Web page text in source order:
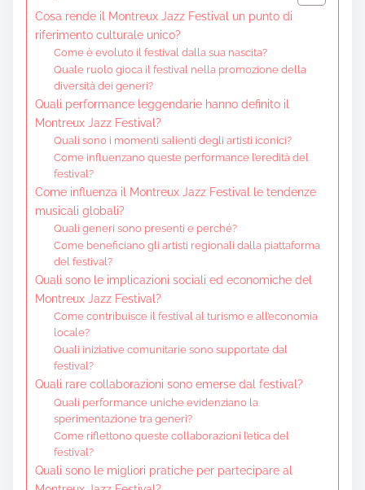
Cosa rende il Montreux Jazz Festival un punto di
riferimento culturale unico?
Come è evoluto il festival dalla sua nascita?
Quale ruolo gioca il festival nella promozione della
diversità dei generi?
Quali performance leggendarie hanno definito il
Montreux Jazz Festival?
Quali sono i momenti salienti degli artisti iconici?
Come influenzano queste performance l’eredità del
festival?
Come influenza il Montreux Jazz Festival le tendenze
musicali globali?
Quali generi sono presenti e perché?
Come beneficiano gli artisti regionali dalla piattaforma
del festival?
Quali sono le implicazioni sociali ed economiche del
Montreux Jazz Festival?
Come contribuisce il festival al turismo e all’economia
locale?
Quali iniziative comunitarie sono supportate dal
festival?
Quali rare collaborazioni sono emerse dal festival?
Quali performance uniche evidenziano la
sperimentazione tra generi?
Come riflettono queste collaborazioni l’etica del
festival?
Quali sono le migliori pratiche per partecipare al